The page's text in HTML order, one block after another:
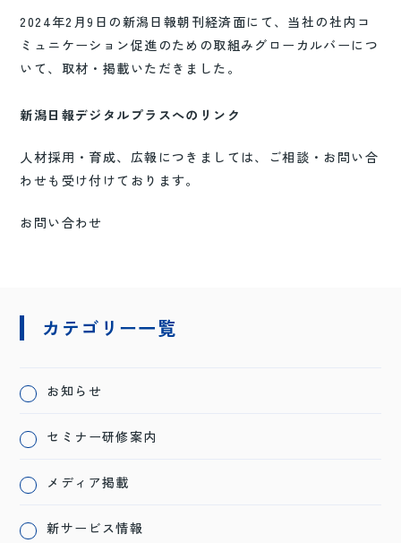
2024年2月9日の新潟日報朝刊経済面にて、当社の社内コ
ミュニケーション促進のための取組みグローカルバーにつ
いて、取材・掲載いただきました。
新潟日報デジタルプラスへのリンク
人材採用・育成、広報につきましては、ご相談・お問い合
わせも受け付けております。
お問い合わせ
カテゴリー一覧
お知らせ
セミナー研修案内
メディア掲載
新サービス情報